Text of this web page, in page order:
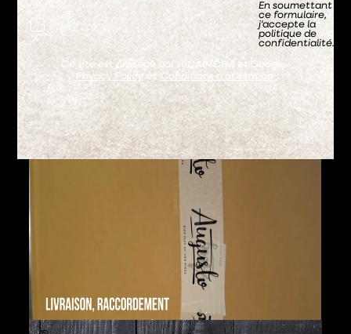
En soumettant
ce formulaire,
j'accepte la
politique de
confidentialité.
Ce site est protégé par reCAPTCHA et Google :
Privacy Policy et Conditions d'utilisation